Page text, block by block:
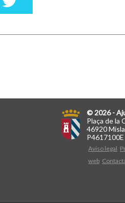
© 2026 -
Plaça de la
46920
P4617100E
Aviso legal
web